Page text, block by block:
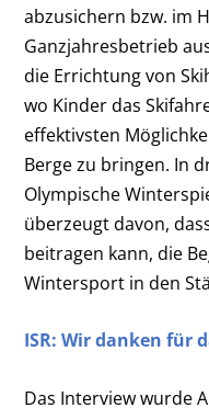
abzusichern bzw. im
Ganzjahresbetrieb
die Errichtung von
wo Kinder das
effektivsten
Berge zu bringen. In
Olympische
überzeugt davon,
beitragen kann, die
Wintersport in den
ISR: Wir danken für
Das Interview wurde